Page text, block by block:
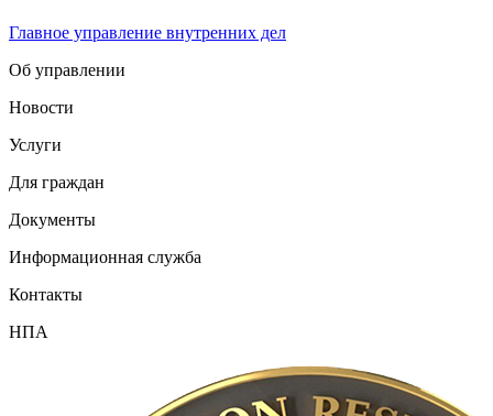
Главное управление внутренних дел
Об управлении
Новости
Услуги
Для граждан
Документы
Информационная служба
Контакты
НПА